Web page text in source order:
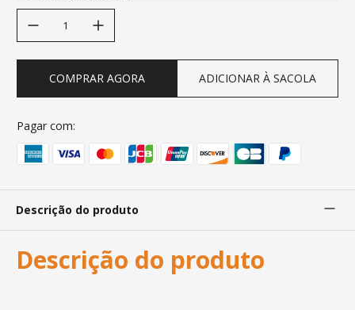
COMPRAR AGORA ADICIONAR À SACOLA
Pagar com:
Descrição do produto
Descrição do produto